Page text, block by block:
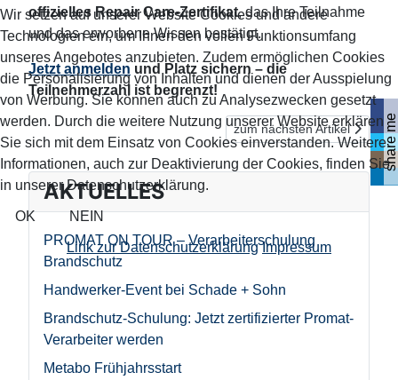
offizielles Repair Care-Zertifikat, das Ihre Teilnahme
und das erworbene Wissen bestätigt.
Jetzt anmelden und Platz sichern – die
Teilnehmerzahl ist begrenzt!
Nächster Beitrag:
zum nächsten Artikel
AKTUELLES
PROMAT ON TOUR – Verarbeiterschulung
Brandschutz
Handwerker-Event bei Schade + Sohn
Brandschutz-Schulung: Jetzt zertifizierter Promat-
Verarbeiter werden
Metabo Frühjahrsstart
share me
Wir setzen auf unserer Website Cookies und andere
Technologien ein, um Ihnen den vollen Funktionsumfang
unseres Angebotes anzubieten. Zudem ermöglichen Cookies
die Personalisierung von Inhalten und dienen der Ausspielung
von Werbung. Sie können auch zu Analysezwecken gesetzt
werden. Durch die weitere Nutzung unserer Website erklären
Sie sich mit dem Einsatz von Cookies einverstanden. Weitere
Informationen, auch zur Deaktivierung der Cookies, finden Sie
in unserer Datenschutzerklärung.
OK NEIN
Link zur Datenschutzerklärung Impressum